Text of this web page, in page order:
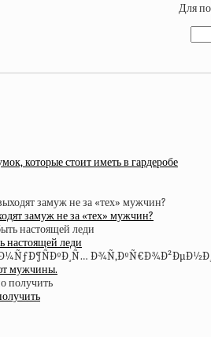
Для
которые стоит иметь в гардеробе
замуж не за «тех» мужчин?
настоящей леди
мужчины.